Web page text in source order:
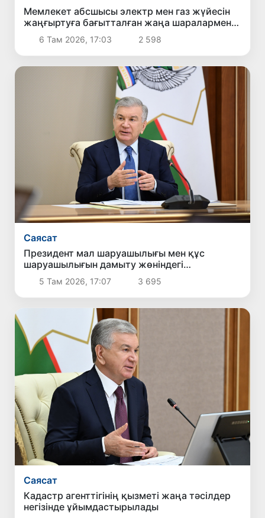
Мемлекет абсшысы электр мен газ жүйесін
жаңғыртуға бағытталған жаңа шаралармен
танысты
6 Там 2026, 17:03 2 598
Саясат
Президент мал шаруашылығы мен құс
шаруашылығын дамыту жөніндегі
шаралармен танысты
5 Там 2026, 17:07 3 695
Саясат
Кадастр агенттігінің қызметі жаңа тәсілдер
негізінде ұйымдастырылады